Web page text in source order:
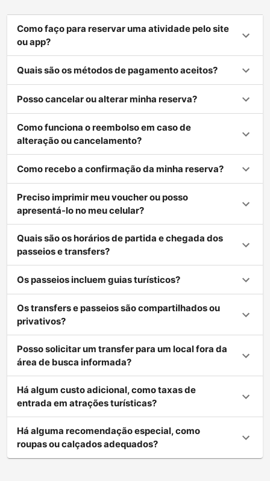
Como faço para reservar uma atividade pelo site
ou app?
Quais são os métodos de pagamento aceitos?
Posso cancelar ou alterar minha reserva?
Como funciona o reembolso em caso de
alteração ou cancelamento?
Como recebo a confirmação da minha reserva?
Preciso imprimir meu voucher ou posso
apresentá-lo no meu celular?
Quais são os horários de partida e chegada dos
passeios e transfers?
Os passeios incluem guias turísticos?
Os transfers e passeios são compartilhados ou
privativos?
Posso solicitar um transfer para um local fora da
área de busca informada?
Há algum custo adicional, como taxas de
entrada em atrações turísticas?
Há alguma recomendação especial, como
roupas ou calçados adequados?